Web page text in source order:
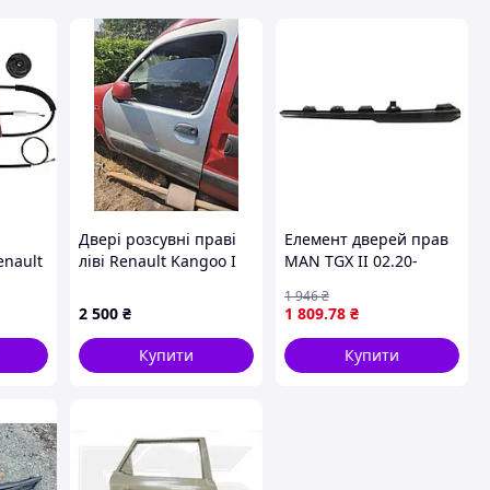
Двері розсувні праві
ліві Renault Kangoo I
2 500 ₴
Купити
Елемент дверей прав
MAN TGX II 02.20-
1 809.78 ₴
1 946₴
Купити